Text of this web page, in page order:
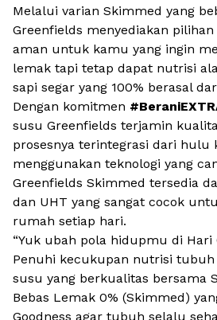
Melalui varian Skimmed yang
Greenfields menyediakan
aman untuk kamu yang ingin
lemak tapi tetap dapat nutrisi
sapi segar yang 100% berasal
Dengan komitmen
susu Greenfields terjamin
prosesnya terintegrasi dari hulu
menggunakan teknologi yang
Greenfields Skimmed tersedia
dan UHT yang sangat cocok
rumah setiap hari.
“Yuk ubah pola hidupmu di Hari
Penuhi kecukupan nutrisi tubuh
susu yang berkualitas bersama
Bebas Lemak 0% (Skimmed)
Goodness agar tubuh selalu